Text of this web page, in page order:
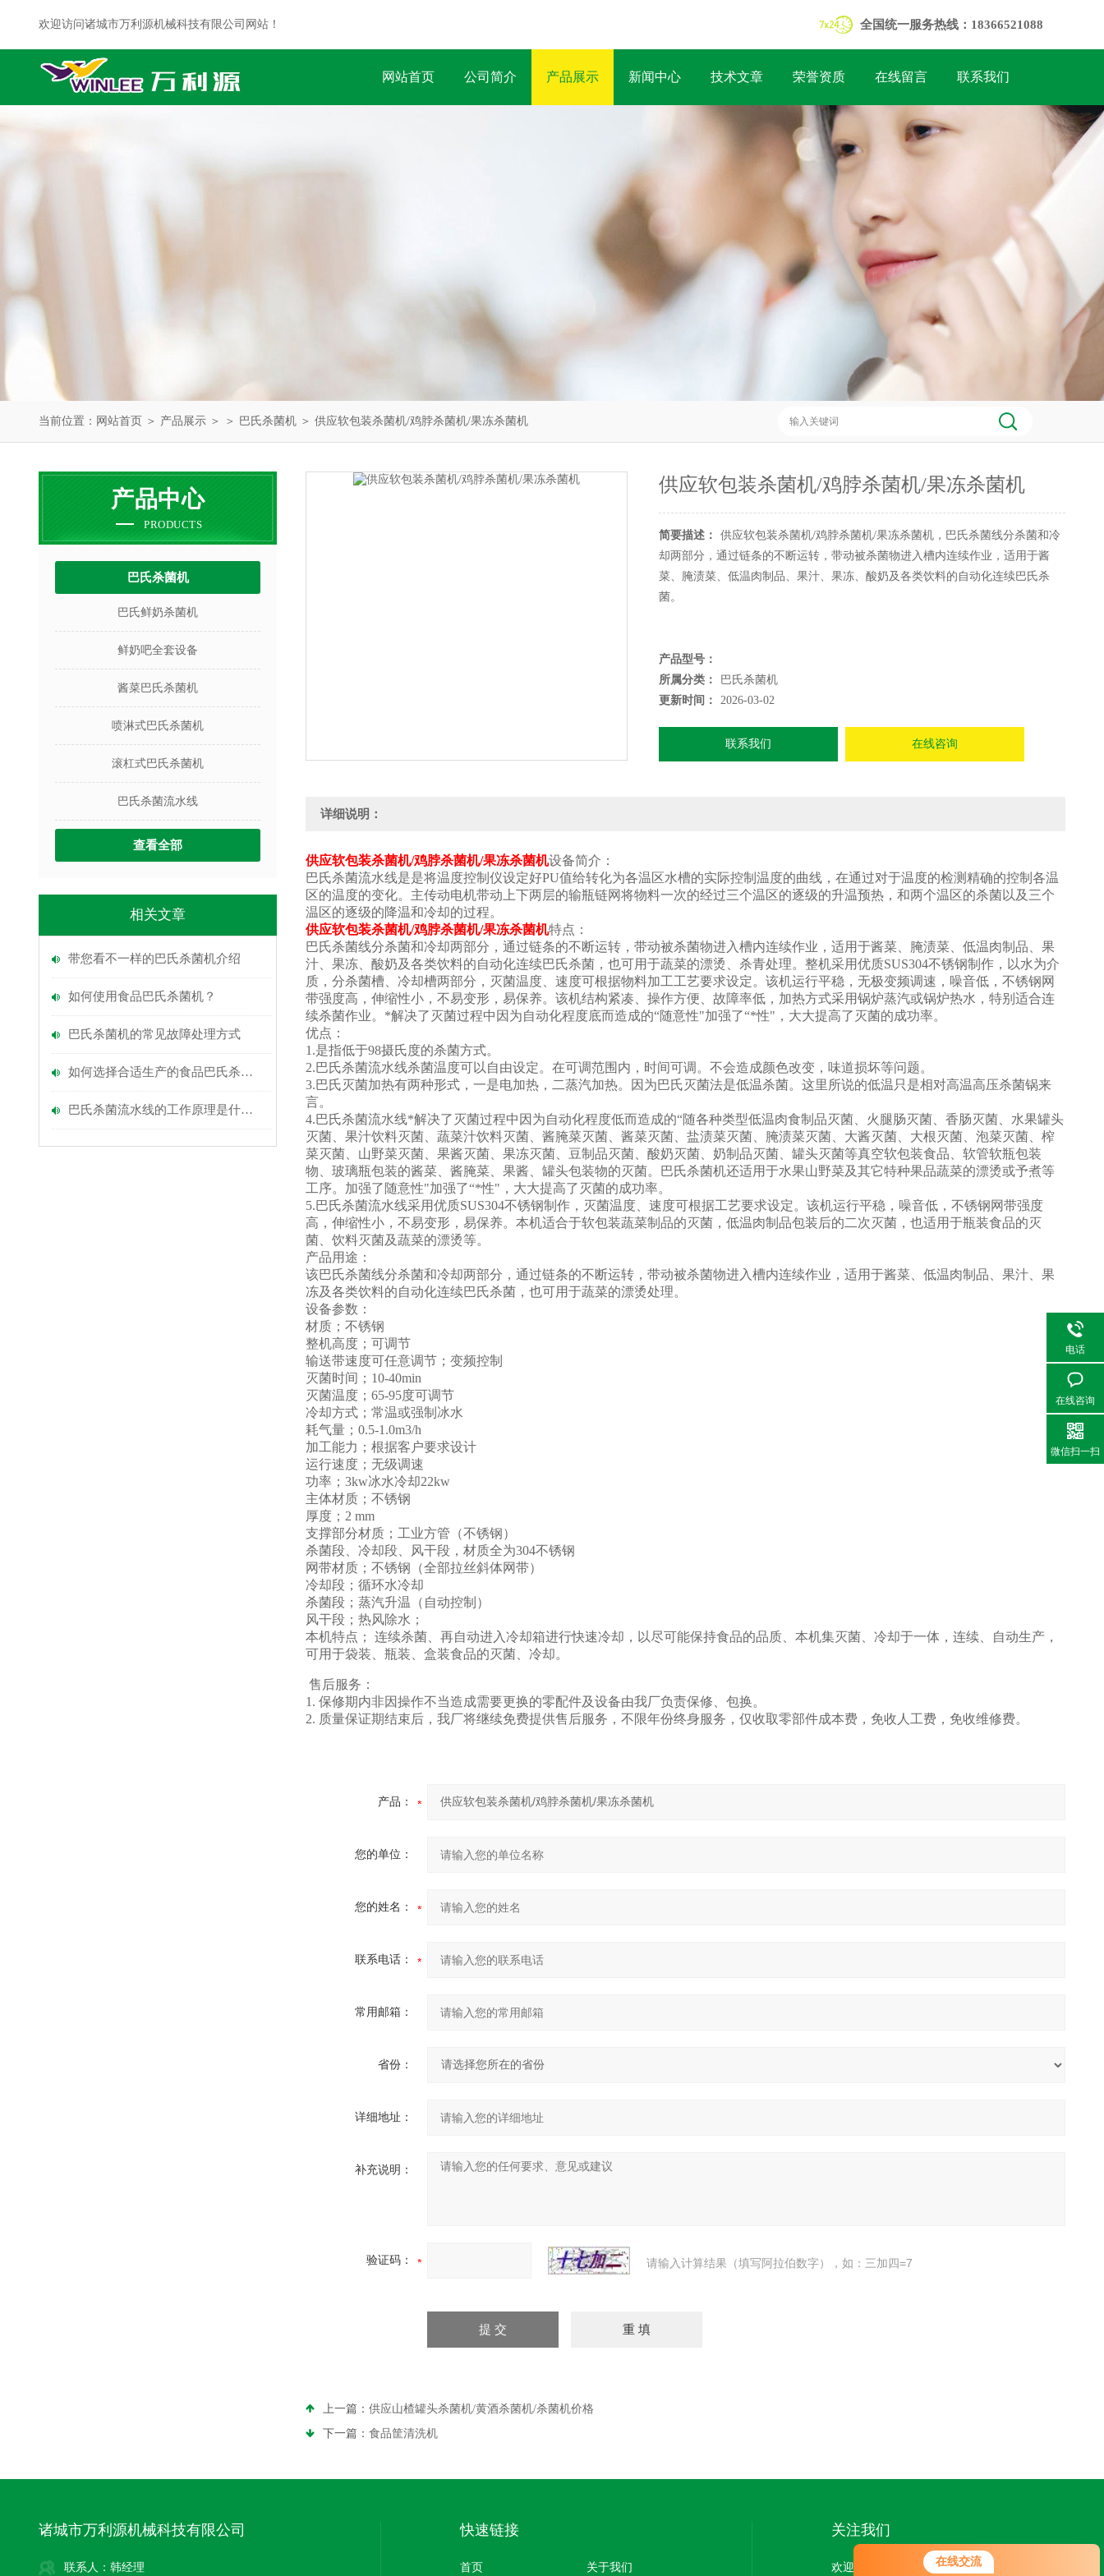
在线交流
您好！欢迎前来咨询，很高兴为您
服务，请问您要咨询什么问题呢？
欢迎访问诸城市万利源机械科技有限公司网站！ 全国统一服务热线：18366521088
网站首页 公司简介 产品展示 新闻中心 技术文章 荣誉资质 在线留言 联系我们
当前位置： 网站首页 ＞ 产品展示 ＞ ＞ 巴氏杀菌机 ＞ 供应软包装杀菌机/鸡脖杀菌机/果冻杀菌机
产品中心
PRODUCTS
巴氏杀菌机
巴氏鲜奶杀菌机
鲜奶吧全套设备
酱菜巴氏杀菌机
喷淋式巴氏杀菌机
滚杠式巴氏杀菌机
巴氏杀菌流水线
查看全部
相关文章
带您看不一样的巴氏杀菌机介绍
如何使用食品巴氏杀菌机？
巴氏杀菌机的常见故障处理方式
如何选择合适生产的食品巴氏杀菌机
巴氏杀菌流水线的工作原理是什么？
供应软包装杀菌机/鸡脖杀菌机/果冻杀菌机
简要描述：
供应软包装杀菌机/鸡脖杀菌机/果冻杀菌机，巴氏杀菌线分杀菌和冷
却两部分，通过链条的不断运转，带动被杀菌物进入槽内连续作业，适用于酱
菜、腌渍菜、低温肉制品、果汁、果冻、酸奶及各类饮料的自动化连续巴氏杀
菌。
产品型号：
所属分类：
巴氏杀菌机
更新时间：
2026-03-02
联系我们 在线咨询
详细说明：
供应软包装杀菌机/鸡脖杀菌机/果冻杀菌机设备简介：
巴氏杀菌流水线是是将温度控制仪设定好PU值给转化为各温区水槽的实际控制温度的曲线，在通过对于温度的检测精确的控制各温
区的温度的变化。主传动电机带动上下两层的输瓶链网将物料一次的经过三个温区的逐级的升温预热，和两个温区的杀菌以及三个
温区的逐级的降温和冷却的过程。
供应软包装杀菌机/鸡脖杀菌机/果冻杀菌机特点：
巴氏杀菌线分杀菌和冷却两部分，通过链条的不断运转，带动被杀菌物进入槽内连续作业，适用于酱菜、腌渍菜、低温肉制品、果
汁、果冻、酸奶及各类饮料的自动化连续巴氏杀菌，也可用于蔬菜的漂烫、杀青处理。整机采用优质SUS304不锈钢制作，以水为介
质，分杀菌槽、冷却槽两部分，灭菌温度、速度可根据物料加工工艺要求设定。该机运行平稳，无极变频调速，噪音低，不锈钢网
带强度高，伸缩性小，不易变形，易保养。该机结构紧凑、操作方便、故障率低，加热方式采用锅炉蒸汽或锅炉热水，特别适合连
续杀菌作业。*解决了灭菌过程中因为自动化程度底而造成的“随意性"加强了“*性"，大大提高了灭菌的成功率。
优点：
1.是指低于98摄氏度的杀菌方式。
2.巴氏杀菌流水线杀菌温度可以自由设定。在可调范围内，时间可调。不会造成颜色改变，味道损坏等问题。
3.巴氏灭菌加热有两种形式，一是电加热，二蒸汽加热。因为巴氏灭菌法是低温杀菌。这里所说的低温只是相对高温高压杀菌锅来
言。
4.巴氏杀菌流水线*解决了灭菌过程中因为自动化程度低而造成的“随各种类型低温肉食制品灭菌、火腿肠灭菌、香肠灭菌、水果罐头
灭菌、果汁饮料灭菌、蔬菜汁饮料灭菌、酱腌菜灭菌、酱菜灭菌、盐渍菜灭菌、腌渍菜灭菌、大酱灭菌、大根灭菌、泡菜灭菌、榨
菜灭菌、山野菜灭菌、果酱灭菌、果冻灭菌、豆制品灭菌、酸奶灭菌、奶制品灭菌、罐头灭菌等真空软包装食品、软管软瓶包装
物、玻璃瓶包装的酱菜、酱腌菜、果酱、罐头包装物的灭菌。巴氏杀菌机还适用于水果山野菜及其它特种果品蔬菜的漂烫或予煮等
工序。加强了随意性"加强了“*性"，大大提高了灭菌的成功率。
5.巴氏杀菌流水线采用优质SUS304不锈钢制作，灭菌温度、速度可根据工艺要求设定。该机运行平稳，噪音低，不锈钢网带强度
高，伸缩性小，不易变形，易保养。本机适合于软包装蔬菜制品的灭菌，低温肉制品包装后的二次灭菌，也适用于瓶装食品的灭
菌、饮料灭菌及蔬菜的漂烫等。
产品用途：
该巴氏杀菌线分杀菌和冷却两部分，通过链条的不断运转，带动被杀菌物进入槽内连续作业，适用于酱菜、低温肉制品、果汁、果
冻及各类饮料的自动化连续巴氏杀菌，也可用于蔬菜的漂烫处理。
设备参数：
材质；不锈钢
整机高度；可调节
输送带速度可任意调节；变频控制
灭菌时间；10-40min
灭菌温度；65-95度可调节
冷却方式；常温或强制冰水
耗气量；0.5-1.0m3/h
加工能力；根据客户要求设计
运行速度；无级调速
功率；3kw冰水冷却22kw
主体材质；不锈钢
厚度；2 mm
支撑部分材质；工业方管（不锈钢）
杀菌段、冷却段、风干段，材质全为304不锈钢
网带材质；不锈钢（全部拉丝斜体网带）
冷却段；循环水冷却
杀菌段；蒸汽升温（自动控制）
风干段；热风除水；
本机特点； 连续杀菌、再自动进入冷却箱进行快速冷却，以尽可能保持食品的品质、本机集灭菌、冷却于一体，连续、自动生产，
可用于袋装、瓶装、盒装食品的灭菌、冷却。
售后服务：
1. 保修期内非因操作不当造成需要更换的零配件及设备由我厂负责保修、包换。
2. 质量保证期结束后，我厂将继续免费提供售后服务，不限年份终身服务，仅收取零部件成本费，免收人工费，免收维修费。
产品：
您的单位：
您的姓名：
联系电话：
常用邮箱：
省份：
详细地址：
补充说明：
验证码： 请输入计算结果（填写阿拉伯数字），如：三加四=7
上一篇： 供应山楂罐头杀菌机/黄酒杀菌机/杀菌机价格
下一篇： 食品筐清洗机
诸城市万利源机械科技有限公司
联系人：韩经理
快速链接
首页 关于我们
关注我们
欢迎您关注我们的微信公众号了解更多信息：
电话
在线咨询
微信扫一扫